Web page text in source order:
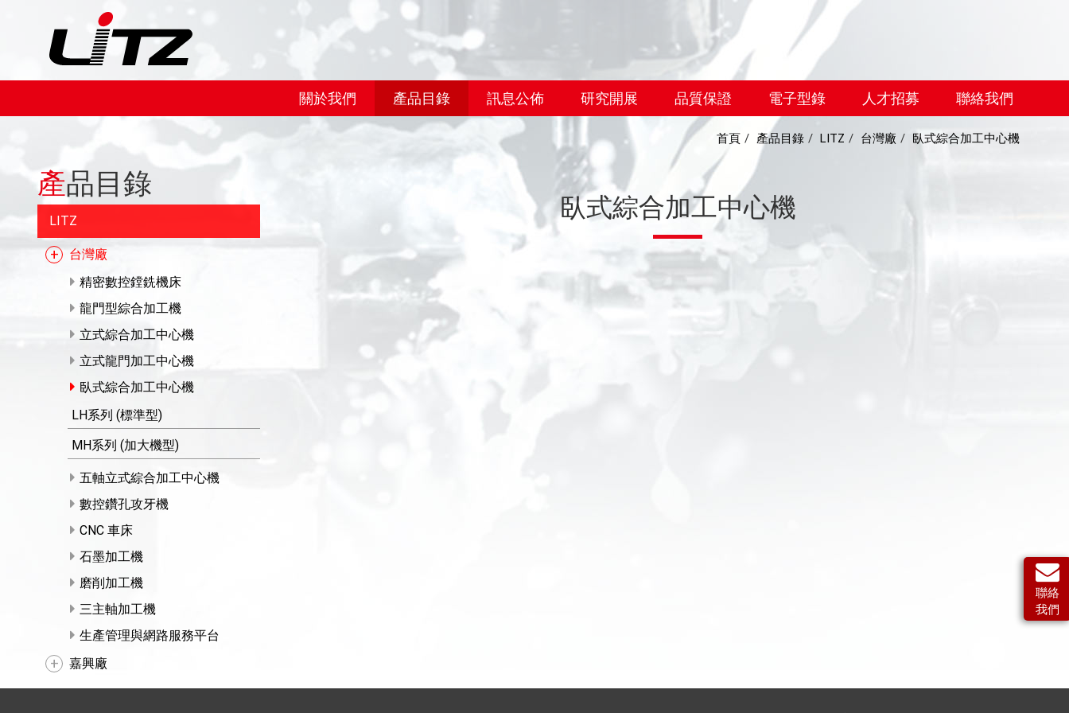
關於我們 產品目錄 訊息公佈 研究開展 品質保證 電子型錄 人才招募 聯絡我們
產品目錄
LITZ
台灣廠
精密數控鏜銑機床
龍門型綜合加工機
立式綜合加工中心機
立式龍門加工中心機
臥式綜合加工中心機
LH系列 (標準型)
MH系列 (加大機型)
五軸立式綜合加工中心機
數控鑽孔攻牙機
CNC 車床
石墨加工機
磨削加工機
三主軸加工機
生產管理與網路服務平台
嘉興廠
首頁 產品目錄 LITZ 台灣廠 臥式綜合加工中心機
臥式綜合加工中心機
聯絡
我們